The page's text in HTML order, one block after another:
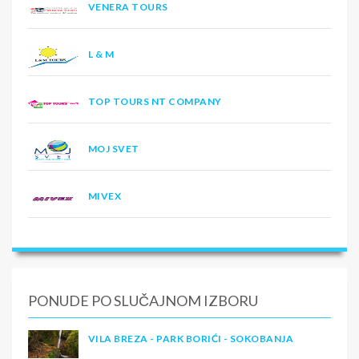
VENERA TOURS
L & M
TOP TOURS NT COMPANY
MOJ SVET
MIVEX
PONUDE PO SLUČAJNOM IZBORU
VILA BREZA - PARK BORIĆI - SOKOBANJA